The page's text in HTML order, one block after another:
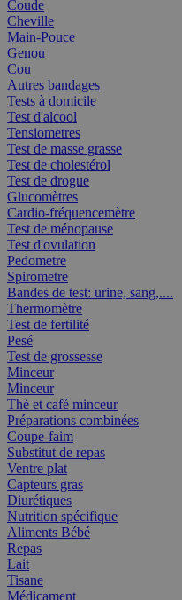
Coude
Cheville
Main-Pouce
Genou
Cou
Autres bandages
Tests à domicile
Test d'alcool
Tensiometres
Test de masse grasse
Test de cholestérol
Test de drogue
Glucomètres
Cardio-fréquencemètre
Test de ménopause
Test d'ovulation
Pedometre
Spirometre
Bandes de test: urine, sang,....
Thermomètre
Test de fertilité
Pesé
Test de grossesse
Minceur
Minceur
Thé et café minceur
Préparations combinées
Coupe-faim
Substitut de repas
Ventre plat
Capteurs gras
Diurétiques
Nutrition spécifique
Aliments Bébé
Repas
Lait
Tisane
Médicament